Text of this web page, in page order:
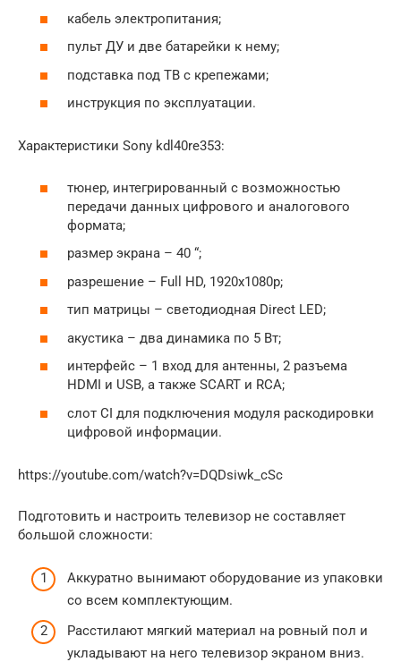
кабель электропитания;
пульт ДУ и две батарейки к нему;
подставка под ТВ с крепежами;
инструкция по эксплуатации.
Характеристики Sony kdl40re353:
тюнер, интегрированный с возможностью
передачи данных цифрового и аналогового
формата;
размер экрана – 40 “;
разрешение – Full HD, 1920х1080р;
тип матрицы – светодиодная Direct LED;
акустика – два динамика по 5 Вт;
интерфейс – 1 вход для антенны, 2 разъема
HDMI и USB, а также SCART и RCA;
слот CI для подключения модуля раскодировки
цифровой информации.
https://youtube.com/watch?v=DQDsiwk_cSc
Подготовить и настроить телевизор не составляет
большой сложности:
Аккуратно вынимают оборудование из упаковки
со всем комплектующим.
Расстилают мягкий материал на ровный пол и
укладывают на него телевизор экраном вниз.